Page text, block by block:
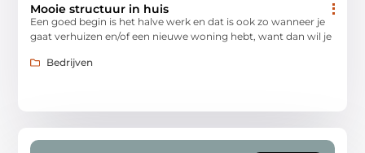
Mooie structuur in huis
Een goed begin is het halve werk en dat is ook zo wanneer je
gaat verhuizen en/of een nieuwe woning hebt, want dan wil je
Bedrijven